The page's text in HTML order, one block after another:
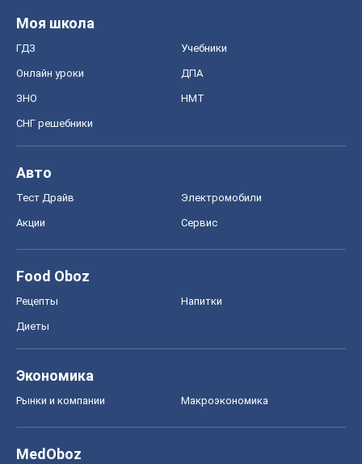
Моя школа
ГДЗ Учебники
Онлайн уроки ДПА
ЗНО НМТ
СНГ решебники
Авто
Тест Драйв Электромобили
Акции Сервис
Food Oboz
Рецепты Напитки
Диеты
Экономика
Рынки и компании Mакроэкономика
MedOboz